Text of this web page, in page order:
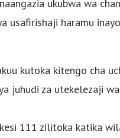
ukubwa wa
usafirishaji haramu
kutoka kitengo cha
juhudi za utekelezaji wa
111 zilitoka katika